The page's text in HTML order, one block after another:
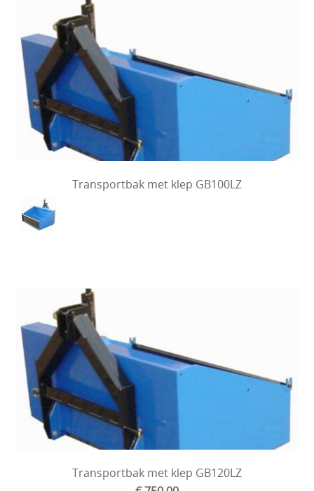
Transportbak met klep GB100LZ
Transportbak met klep GB120LZ